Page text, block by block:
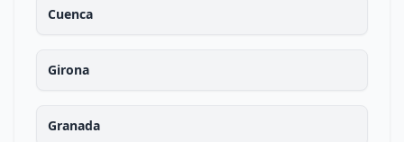
Cuenca
Girona
Granada